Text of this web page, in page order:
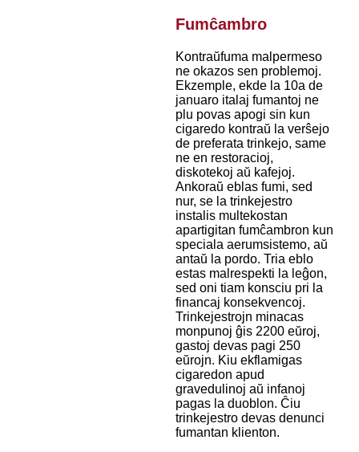
Fumĉambro
Kontraŭfuma malpermeso
ne okazos sen problemoj.
Ekzemple, ekde la 10a de
januaro italaj fumantoj ne
plu povas apogi sin kun
cigaredo kontraŭ la verŝejo
de preferata trinkejo, same
ne en restoracioj,
diskotekoj aŭ kafejoj.
Ankoraŭ eblas fumi, sed
nur, se la trinkejestro
instalis multekostan
apartigitan fumĉambron kun
speciala aerumsistemo, aŭ
antaŭ la pordo. Tria eblo
estas malrespekti la leĝon,
sed oni tiam konsciu pri la
financaj konsekvencoj.
Trinkejestrojn minacas
monpunoj ĝis 2200 eŭroj,
gastoj devas pagi 250
eŭrojn. Kiu ekflamigas
cigaredon apud
gravedulinoj aŭ infanoj
pagas la duoblon. Ĉiu
trinkejestro devas denunci
fumantan klienton.